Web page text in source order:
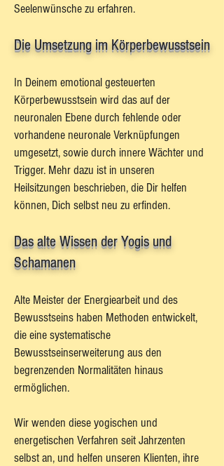
Seelenwünsche zu erfahren.
Die Umsetzung im Körperbewusstsein
In Deinem emotional gesteuerten
Körperbewusstsein wird das auf der
neuronalen Ebene durch fehlende oder
vorhandene neuronale Verknüpfungen
umgesetzt, sowie durch innere Wächter und
Trigger. Mehr dazu ist in unseren
Heilsitzungen beschrieben, die Dir helfen
können, Dich selbst neu zu erfinden.
Das alte Wissen der Yogis und
Schamanen
Alte Meister der Energiearbeit und des
Bewusstseins haben Methoden entwickelt,
die eine systematische
Bewusstseinserweiterung aus den
begrenzenden Normalitäten hinaus
ermöglichen.
Wir wenden diese yogischen und
energetischen Verfahren seit Jahrzenten
selbst an, und helfen unseren Klienten, ihre